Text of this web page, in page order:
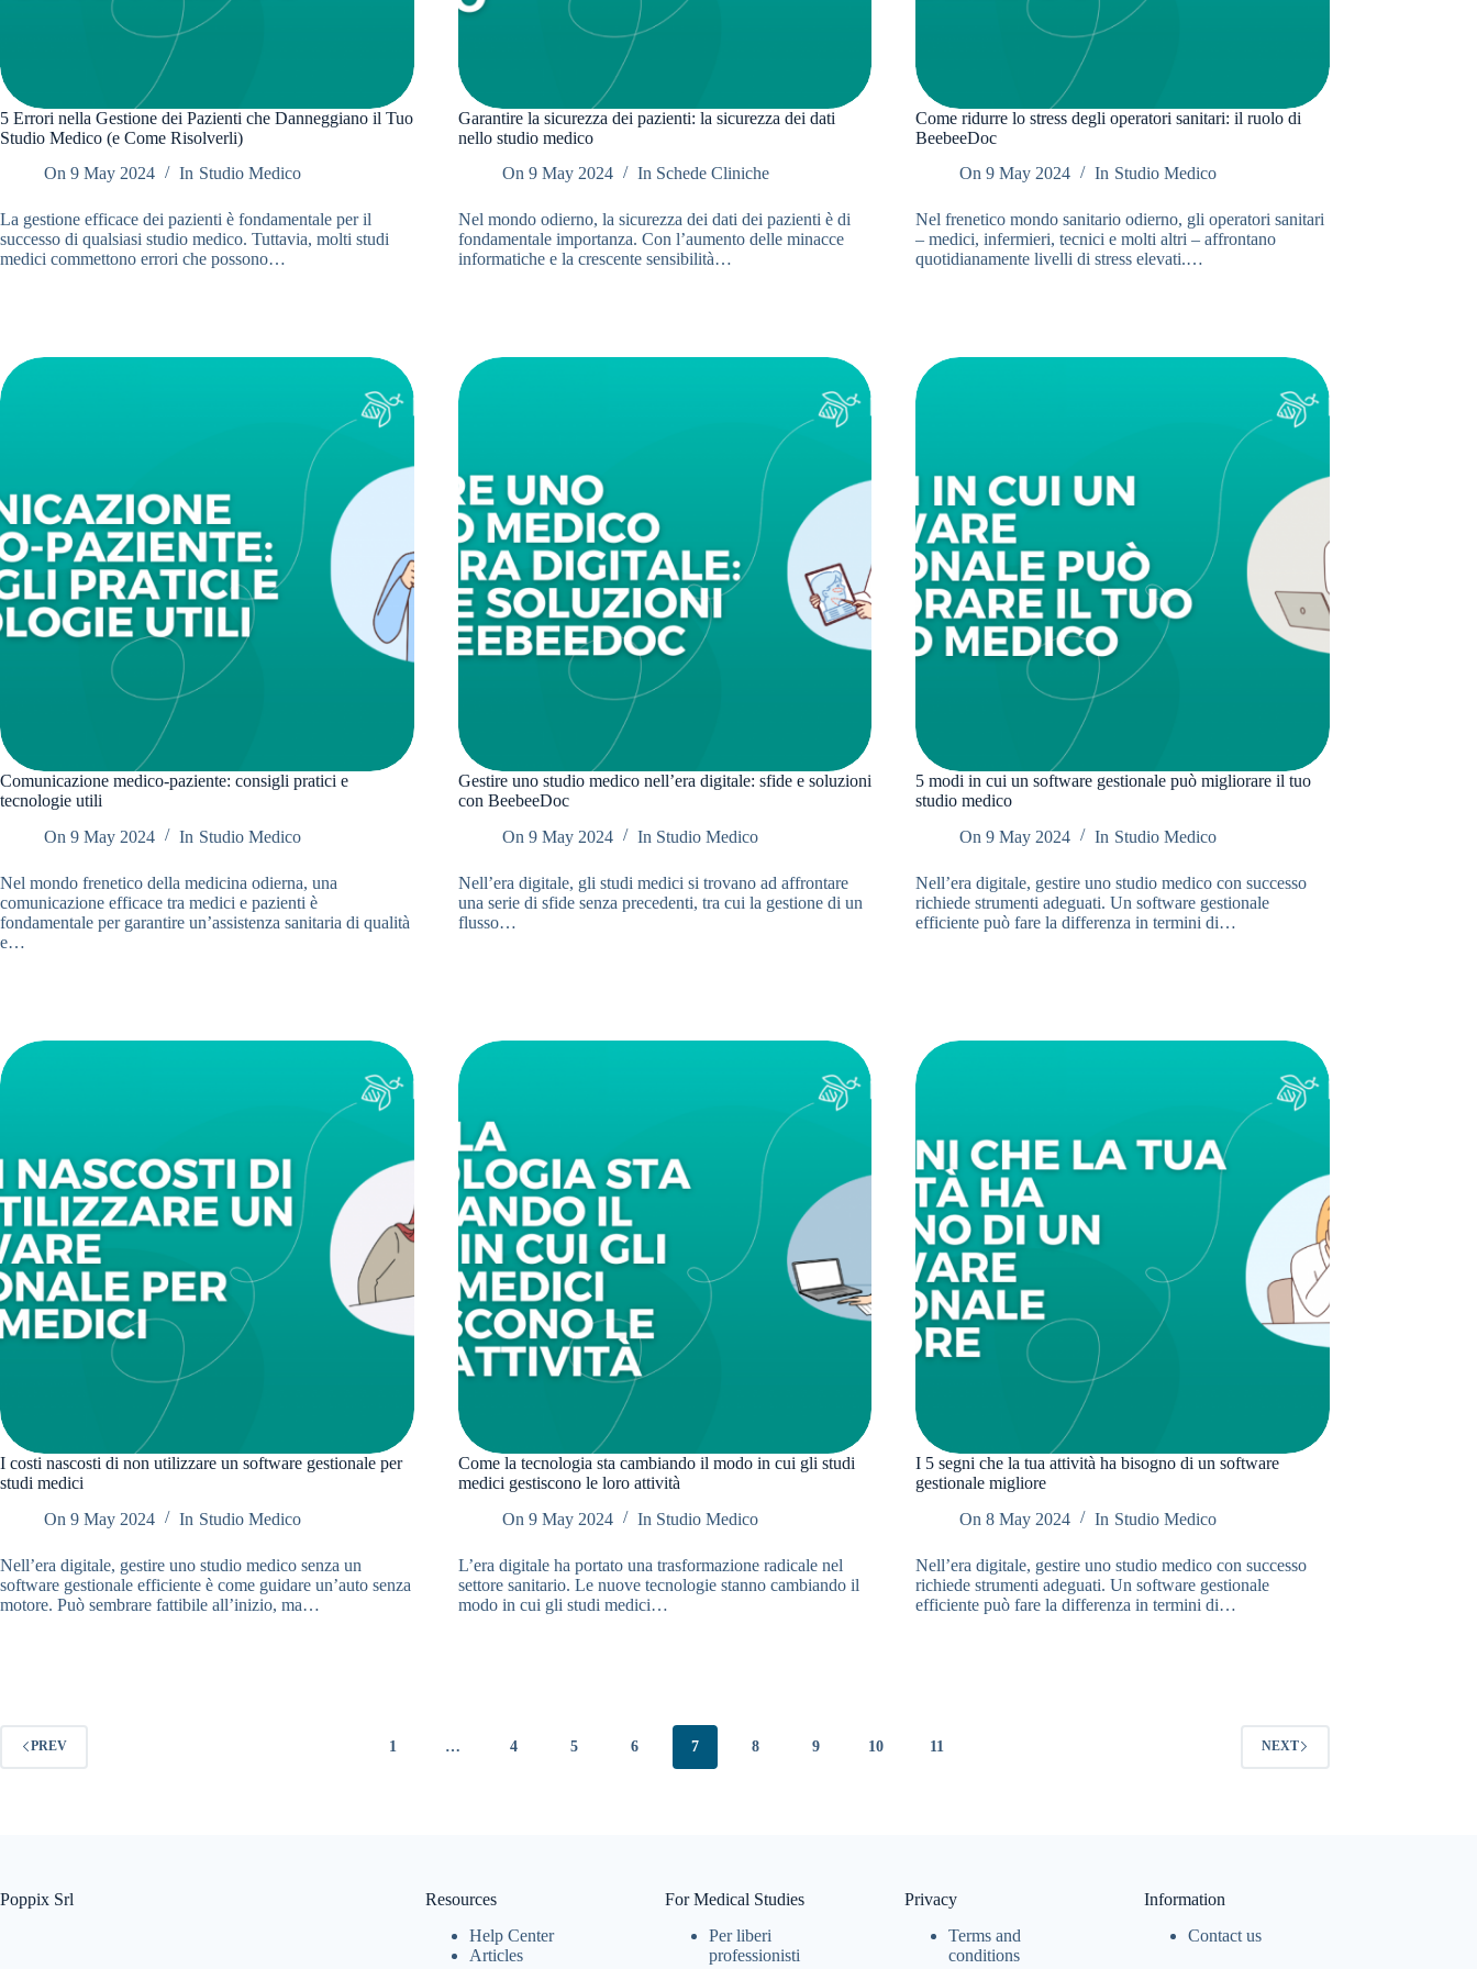
5 Errori nella Gestione dei Pazienti che Danneggiano il Tuo
Studio Medico (e Come Risolverli)
On 9 May 2024 In Studio Medico
La gestione efficace dei pazienti è fondamentale per il
successo di qualsiasi studio medico. Tuttavia, molti studi
medici commettono errori che possono…
Garantire la sicurezza dei pazienti: la sicurezza dei dati
nello studio medico
On 9 May 2024 In Schede Cliniche
Nel mondo odierno, la sicurezza dei dati dei pazienti è di
fondamentale importanza. Con l’aumento delle minacce
informatiche e la crescente sensibilità…
Come ridurre lo stress degli operatori sanitari: il ruolo di
BeebeeDoc
On 9 May 2024 In Studio Medico
Nel frenetico mondo sanitario odierno, gli operatori sanitari
– medici, infermieri, tecnici e molti altri – affrontano
quotidianamente livelli di stress elevati.…
Comunicazione medico-paziente: consigli pratici e
tecnologie utili
On 9 May 2024 In Studio Medico
Nel mondo frenetico della medicina odierna, una
comunicazione efficace tra medici e pazienti è
fondamentale per garantire un’assistenza sanitaria di qualità
e…
Gestire uno studio medico nell’era digitale: sfide e soluzioni
con BeebeeDoc
On 9 May 2024 In Studio Medico
Nell’era digitale, gli studi medici si trovano ad affrontare
una serie di sfide senza precedenti, tra cui la gestione di un
flusso…
5 modi in cui un software gestionale può migliorare il tuo
studio medico
On 9 May 2024 In Studio Medico
Nell’era digitale, gestire uno studio medico con successo
richiede strumenti adeguati. Un software gestionale
efficiente può fare la differenza in termini di…
I costi nascosti di non utilizzare un software gestionale per
studi medici
On 9 May 2024 In Studio Medico
Nell’era digitale, gestire uno studio medico senza un
software gestionale efficiente è come guidare un’auto senza
motore. Può sembrare fattibile all’inizio, ma…
Come la tecnologia sta cambiando il modo in cui gli studi
medici gestiscono le loro attività
On 9 May 2024 In Studio Medico
L’era digitale ha portato una trasformazione radicale nel
settore sanitario. Le nuove tecnologie stanno cambiando il
modo in cui gli studi medici…
I 5 segni che la tua attività ha bisogno di un software
gestionale migliore
On 8 May 2024 In Studio Medico
Nell’era digitale, gestire uno studio medico con successo
richiede strumenti adeguati. Un software gestionale
efficiente può fare la differenza in termini di…
PREV 1 … 4 5 6 7 8 9 10 11 NEXT
Poppix Srl
Resources
Help Center
Articles
For Medical Studies
Per liberi
professionisti
Privacy
Terms and
conditions
Information
Contact us